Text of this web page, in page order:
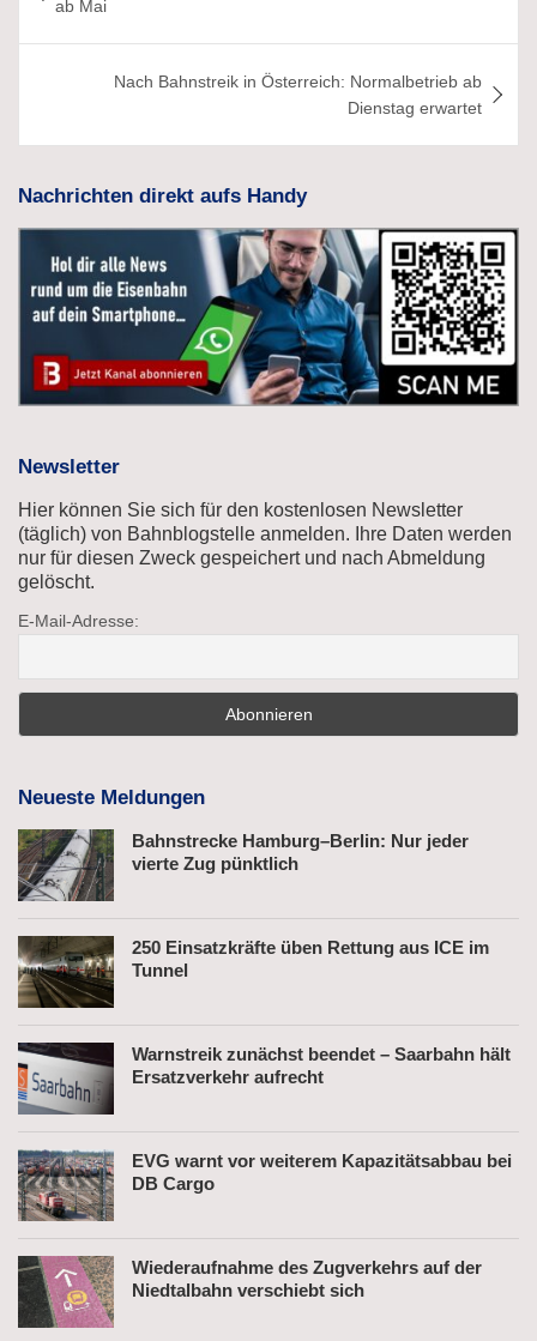
ab Mai
Nach Bahnstreik in Österreich: Normalbetrieb ab
Dienstag erwartet
Nachrichten direkt aufs Handy
Newsletter
Hier können Sie sich für den kostenlosen Newsletter
(täglich) von Bahnblogstelle anmelden. Ihre Daten werden
nur für diesen Zweck gespeichert und nach Abmeldung
gelöscht.
E-Mail-Adresse:
Neueste Meldungen
Bahnstrecke Hamburg–Berlin: Nur jeder
vierte Zug pünktlich
250 Einsatzkräfte üben Rettung aus ICE im
Tunnel
Warnstreik zunächst beendet – Saarbahn hält
Ersatzverkehr aufrecht
EVG warnt vor weiterem Kapazitätsabbau bei
DB Cargo
Wiederaufnahme des Zugverkehrs auf der
Niedtalbahn verschiebt sich